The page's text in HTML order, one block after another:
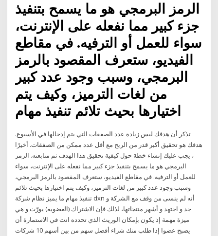
الرمز البرمجي هو ما يسمح بتنفيذ
جزء كبير مما نفعله على الإنترنت،
سواء للعمل أو الترفيه. في مقاطع
الفيديو، ستعرف المقصود بالرمز
البرمجي، وسبب وجود عدد كبير
من لغات الترميز، وكيف يتم
اختيارها بحيث تلائم تنفيذ مهام
تذكر أن هدفك ليس زيادة عدد الصفقات التي يتم إدخالها في الأسبوع.
هدفك هو تحقيق أكبر قدر من الربح مع أقل عدد ممكن من الصفقات. أخيرًا
، يجب عليك إنشاء خطة حول كيفية تحقيق هذا الهدف ثم متابعته. الرمز
البرمجي هو ما يسمح بتنفيذ جزء كبير مما نفعله على الإنترنت، سواء
للعمل أو الترفيه. في مقاطع الفيديو، ستعرف المقصود بالرمز البرمجي،
وسبب وجود عدد كبير من لغات الترميز، وكيف يتم اختيارها بحيث تلائم
تنفيذ مهام ما يميز نظام شركة dxn أنه لم ينسى من وقف مع الشركة و
جد و اجتهد و أشهر منتجاتها، لذلك فإن الاشتراك (العضوية) يورّث و هي
ميزة مهمة إذ يكون بإمكان الوريث الذي تحدده انت في الاستمارة أن
يصبح عضوا إذا طلب منك شراء أفضل سهم من بين أسهم 10 شركات